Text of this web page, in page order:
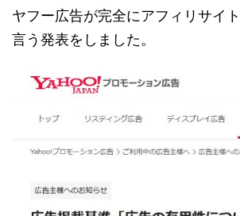
ヤフー広告が完全にアフィリサイ
言う発表をしました。